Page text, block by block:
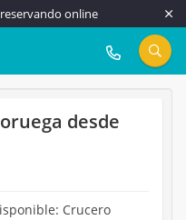
online
917 815 555
desde
Crucero